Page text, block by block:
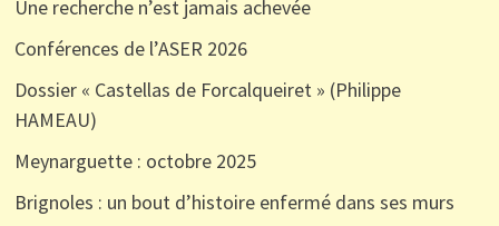
Une recherche n’est jamais achevée
Conférences de l’ASER 2026
Dossier « Castellas de Forcalqueiret » (Philippe
HAMEAU)
Meynarguette : octobre 2025
Brignoles : un bout d’histoire enfermé dans ses murs